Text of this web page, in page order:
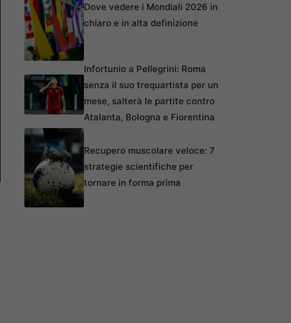
Dove vedere i Mondiali 2026 in
chiaro e in alta definizione
Infortunio a Pellegrini: Roma
senza il suo trequartista per un
mese, salterà le partite contro
Atalanta, Bologna e Fiorentina
Recupero muscolare veloce: 7
strategie scientifiche per
tornare in forma prima